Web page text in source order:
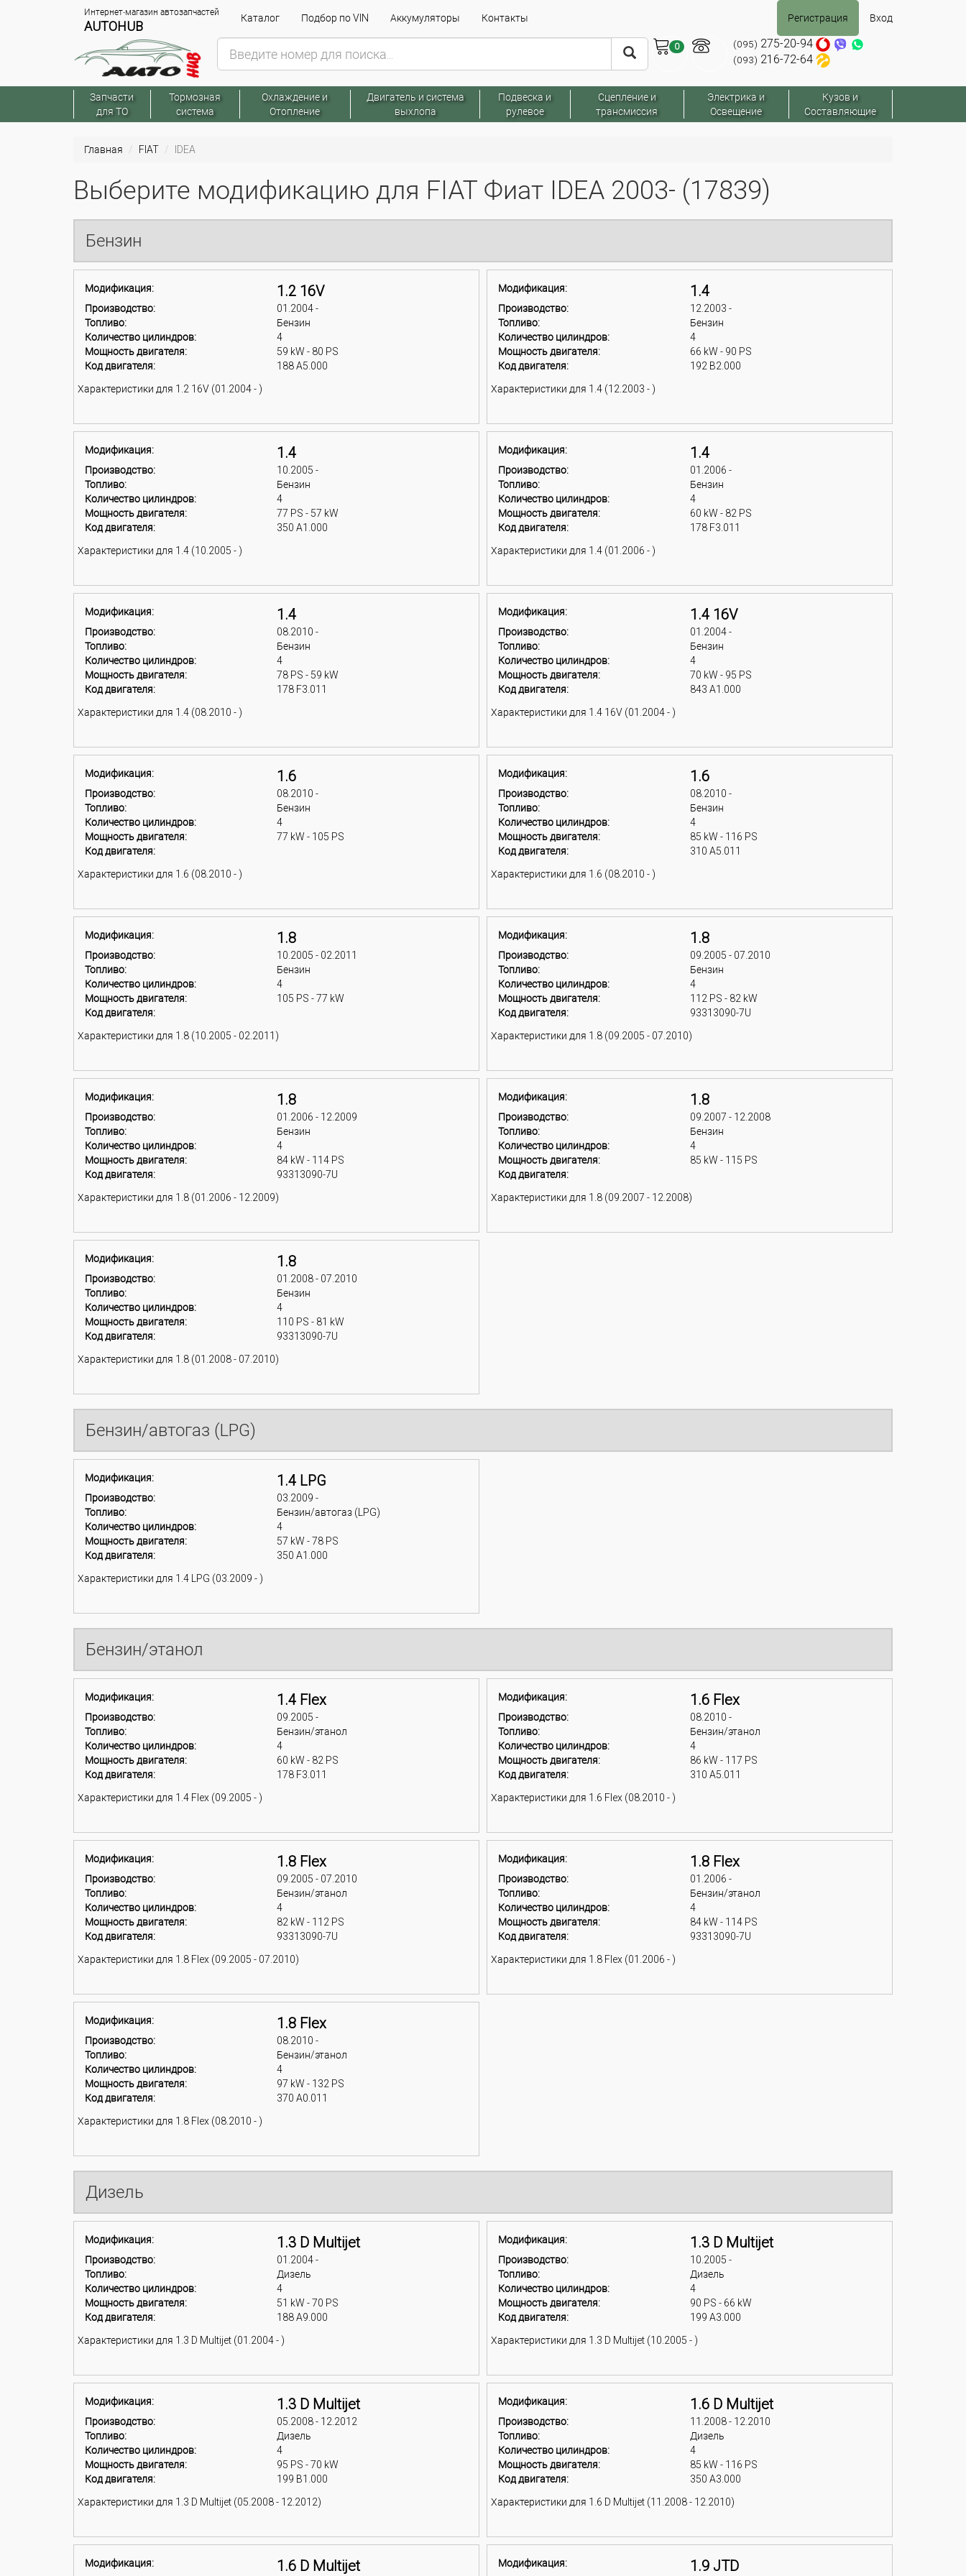
Интернет-магазин автозапчастей
AUTOHUB
Каталог Подбор по VIN Аккумуляторы Контакты Регистрация Вход
0 (095) 275-20-94
(093) 216-72-64
Запчасти
для ТО
Тормозная
система
Охлаждение и
Отопление
Двигатель и система
выхлопа
Подвеска и
рулевое
Сцепление и
трансмиссия
Электрика и
Освещение
Кузов и
Составляющие
Главная FIAT IDEA
Выберите модификацию для FIAT Фиат IDEA 2003- (17839)
Бензин
Модификация: 1.2 16V
Производство:
01.2004 -
Топливо:
Бензин
Количество цилиндров:
4
Мощность двигателя:
59 kW - 80 PS
Код двигателя:
188 A5.000
Характеристики для 1.2 16V (01.2004 - )
Модификация: 1.4
Производство:
12.2003 -
Топливо:
Бензин
Количество цилиндров:
4
Мощность двигателя:
66 kW - 90 PS
Код двигателя:
192 B2.000
Характеристики для 1.4 (12.2003 - )
Модификация: 1.4
Производство:
10.2005 -
Топливо:
Бензин
Количество цилиндров:
4
Мощность двигателя:
77 PS - 57 kW
Код двигателя:
350 A1.000
Характеристики для 1.4 (10.2005 - )
Модификация: 1.4
Производство:
01.2006 -
Топливо:
Бензин
Количество цилиндров:
4
Мощность двигателя:
60 kW - 82 PS
Код двигателя:
178 F3.011
Характеристики для 1.4 (01.2006 - )
Модификация: 1.4
Производство:
08.2010 -
Топливо:
Бензин
Количество цилиндров:
4
Мощность двигателя:
78 PS - 59 kW
Код двигателя:
178 F3.011
Характеристики для 1.4 (08.2010 - )
Модификация: 1.4 16V
Производство:
01.2004 -
Топливо:
Бензин
Количество цилиндров:
4
Мощность двигателя:
70 kW - 95 PS
Код двигателя:
843 A1.000
Характеристики для 1.4 16V (01.2004 - )
Модификация: 1.6
Производство:
08.2010 -
Топливо:
Бензин
Количество цилиндров:
4
Мощность двигателя:
77 kW - 105 PS
Код двигателя:
Характеристики для 1.6 (08.2010 - )
Модификация: 1.6
Производство:
08.2010 -
Топливо:
Бензин
Количество цилиндров:
4
Мощность двигателя:
85 kW - 116 PS
Код двигателя:
310 A5.011
Характеристики для 1.6 (08.2010 - )
Модификация: 1.8
Производство:
10.2005 - 02.2011
Топливо:
Бензин
Количество цилиндров:
4
Мощность двигателя:
105 PS - 77 kW
Код двигателя:
Характеристики для 1.8 (10.2005 - 02.2011)
Модификация: 1.8
Производство:
09.2005 - 07.2010
Топливо:
Бензин
Количество цилиндров:
4
Мощность двигателя:
112 PS - 82 kW
Код двигателя:
93313090-7U
Характеристики для 1.8 (09.2005 - 07.2010)
Модификация: 1.8
Производство:
01.2006 - 12.2009
Топливо:
Бензин
Количество цилиндров:
4
Мощность двигателя:
84 kW - 114 PS
Код двигателя:
93313090-7U
Характеристики для 1.8 (01.2006 - 12.2009)
Модификация: 1.8
Производство:
09.2007 - 12.2008
Топливо:
Бензин
Количество цилиндров:
4
Мощность двигателя:
85 kW - 115 PS
Код двигателя:
Характеристики для 1.8 (09.2007 - 12.2008)
Модификация: 1.8
Производство:
01.2008 - 07.2010
Топливо:
Бензин
Количество цилиндров:
4
Мощность двигателя:
110 PS - 81 kW
Код двигателя:
93313090-7U
Характеристики для 1.8 (01.2008 - 07.2010)
Бензин/автогаз (LPG)
Модификация: 1.4 LPG
Производство:
03.2009 -
Топливо:
Бензин/автогаз (LPG)
Количество цилиндров:
4
Мощность двигателя:
57 kW - 78 PS
Код двигателя:
350 A1.000
Характеристики для 1.4 LPG (03.2009 - )
Бензин/этанол
Модификация: 1.4 Flex
Производство:
09.2005 -
Топливо:
Бензин/этанол
Количество цилиндров:
4
Мощность двигателя:
60 kW - 82 PS
Код двигателя:
178 F3.011
Характеристики для 1.4 Flex (09.2005 - )
Модификация: 1.6 Flex
Производство:
08.2010 -
Топливо:
Бензин/этанол
Количество цилиндров:
4
Мощность двигателя:
86 kW - 117 PS
Код двигателя:
310 A5.011
Характеристики для 1.6 Flex (08.2010 - )
Модификация: 1.8 Flex
Производство:
09.2005 - 07.2010
Топливо:
Бензин/этанол
Количество цилиндров:
4
Мощность двигателя:
82 kW - 112 PS
Код двигателя:
93313090-7U
Характеристики для 1.8 Flex (09.2005 - 07.2010)
Модификация: 1.8 Flex
Производство:
01.2006 -
Топливо:
Бензин/этанол
Количество цилиндров:
4
Мощность двигателя:
84 kW - 114 PS
Код двигателя:
93313090-7U
Характеристики для 1.8 Flex (01.2006 - )
Модификация: 1.8 Flex
Производство:
08.2010 -
Топливо:
Бензин/этанол
Количество цилиндров:
4
Мощность двигателя:
97 kW - 132 PS
Код двигателя:
370 A0.011
Характеристики для 1.8 Flex (08.2010 - )
Дизель
Модификация: 1.3 D Multijet
Производство:
01.2004 -
Топливо:
Дизель
Количество цилиндров:
4
Мощность двигателя:
51 kW - 70 PS
Код двигателя:
188 A9.000
Характеристики для 1.3 D Multijet (01.2004 - )
Модификация: 1.3 D Multijet
Производство:
10.2005 -
Топливо:
Дизель
Количество цилиндров:
4
Мощность двигателя:
90 PS - 66 kW
Код двигателя:
199 A3.000
Характеристики для 1.3 D Multijet (10.2005 - )
Модификация: 1.3 D Multijet
Производство:
05.2008 - 12.2012
Топливо:
Дизель
Количество цилиндров:
4
Мощность двигателя:
95 PS - 70 kW
Код двигателя:
199 B1.000
Характеристики для 1.3 D Multijet (05.2008 - 12.2012)
Модификация: 1.6 D Multijet
Производство:
11.2008 - 12.2010
Топливо:
Дизель
Количество цилиндров:
4
Мощность двигателя:
85 kW - 116 PS
Код двигателя:
350 A3.000
Характеристики для 1.6 D Multijet (11.2008 - 12.2010)
Модификация: 1.6 D Multijet Модификация: 1.9 JTD